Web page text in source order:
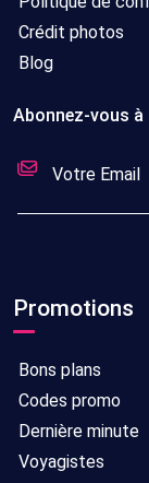
Crédit photos
Blog
Abonnez-vous
Promotions
Bons plans
Codes promo
Dernière minute
Voyagistes